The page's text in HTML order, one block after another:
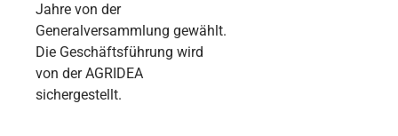
Jahre von der
Generalversammlung gewählt.
Die Geschäftsführung wird
von der AGRIDEA
sichergestellt.